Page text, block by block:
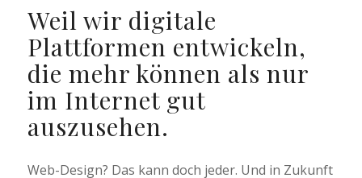
Weil wir digitale
Plattformen entwickeln,
die mehr können als nur
im Internet gut
auszusehen.
Web-Design? Das kann doch jeder. Und in Zukunft